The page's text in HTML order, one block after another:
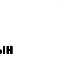
худалдан
хүрчээ.
өсөлтийг
онцгой албан
салбарын сайд